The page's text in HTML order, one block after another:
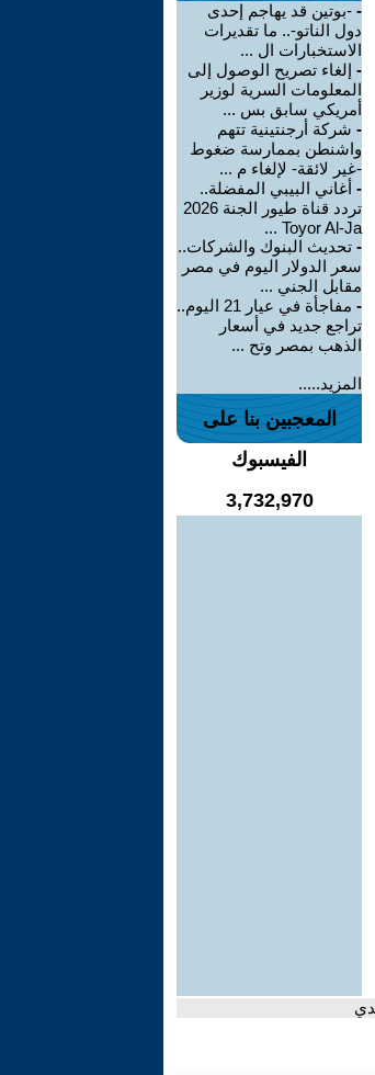
- -بوتين قد يهاجم إحدى
دول الناتو-.. ما تقديرات
الاستخبارات ال ...
- إلغاء تصريح الوصول إلى
المعلومات السرية لوزير
أمريكي سابق بس ...
- شركة أرجنتينية تتهم
واشنطن بممارسة ضغوط
-غير لائقة- لإلغاء م ...
- أغاني البيبي المفضلة..
تردد قناة طيور الجنة 2026
Toyor Al-Ja ...
- تحديث البنوك والشركات..
سعر الدولار اليوم في مصر
مقابل الجني ...
-
مفاجأة في عيار 21 اليوم..
تراجع جديد في أسعار
الذهب بمصر وتح ...
المزيد.....
المعجبين بنا على
الفيسبوك
3,732,970